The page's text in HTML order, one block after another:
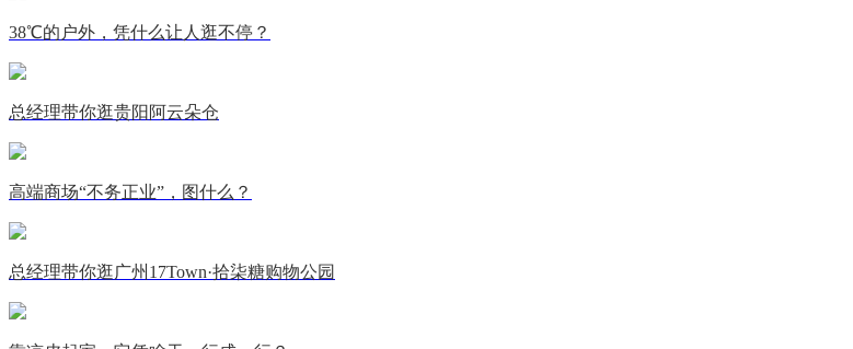
38℃的户外，凭什么让人逛不停？
总经理带你逛贵阳阿云朵仓
高端商场“不务正业”，图什么？
总经理带你逛广州17Town·拾柒糖购物公园